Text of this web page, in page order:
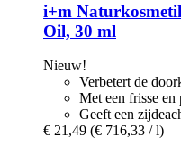
i+m
Oil, 30 ml
Nieuw!
Verbetert de
Met een frisse en
Geeft een
€ 21,49 (€ 716,33 / l)